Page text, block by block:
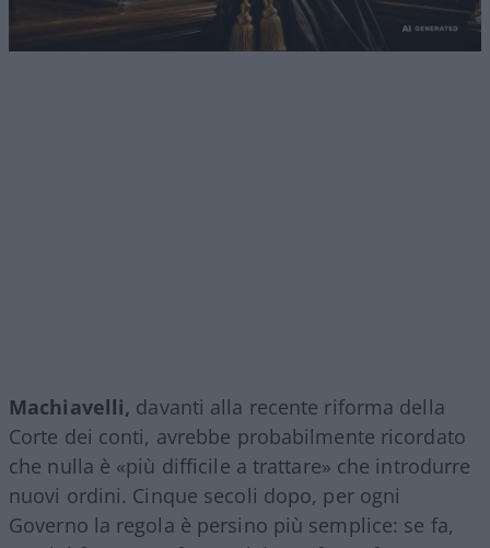
Machiavelli, davanti alla recente riforma della
Corte dei conti, avrebbe probabilmente ricordato
che nulla è «più difficile a trattare» che introdurre
nuovi ordini. Cinque secoli dopo, per ogni
Governo la regola è persino più semplice: se fa,